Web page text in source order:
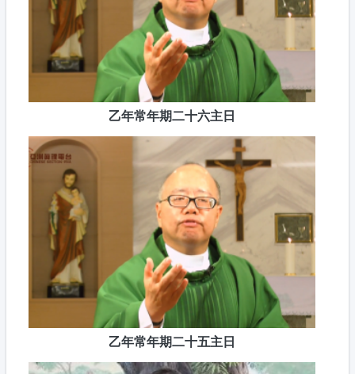
乙年常年期二十六主日
乙年常年期二十五主日